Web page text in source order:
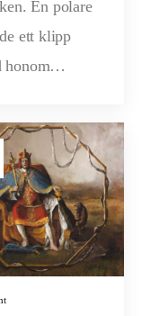
En polare
ett klipp
honom…